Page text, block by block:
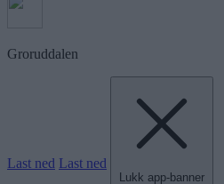
Groruddalen
Last ned Last ned
Lukk app-banner